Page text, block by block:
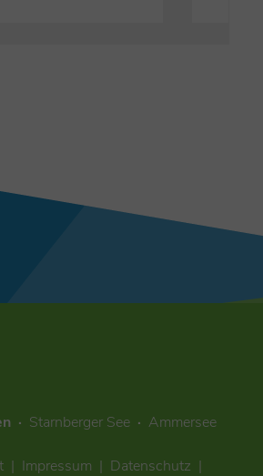
Starnberger See Ammersee
Impressum Datenschutz